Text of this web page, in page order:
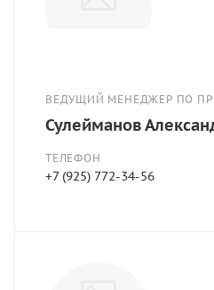
ВЕДУЩИЙ МЕНЕДЖЕР ПО
Сулейманов
ТЕЛЕФОН
+7 (925) 772-34-56